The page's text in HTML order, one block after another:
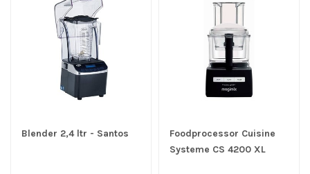
Blender 2,4 ltr - Santos
Foodprocessor Cuisine
Systeme CS 4200 XL